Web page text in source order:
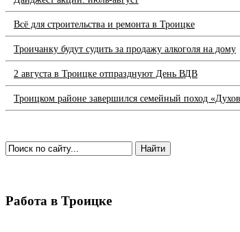
Всё для строительства и ремонта в Троицке
Троичанку будут судить за продажу алкоголя на дому
2 августа в Троицке отпразднуют День ВДВ
Троицком районе завершился семейный поход
Работа в Троицке